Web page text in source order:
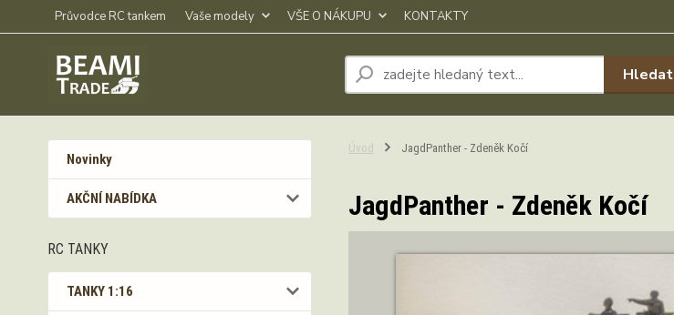
Průvodce RC tankem Vaše modely VŠE O NÁKUPU KONTAKTY
Hledat
Novinky
AKČNÍ NABÍDKA
RC TANKY
TANKY 1:16
Úvod JagdPanther - Zdeněk Kočí
JagdPanther - Zdeněk Kočí